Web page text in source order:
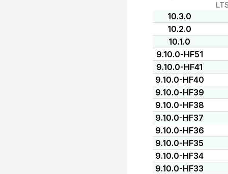
10.3.0
10.2.0
10.1.0
9.10.0-HF51
9.10.0-HF41
9.10.0-HF40
9.10.0-HF39
9.10.0-HF38
9.10.0-HF37
9.10.0-HF36
9.10.0-HF35
9.10.0-HF34
9.10.0-HF33